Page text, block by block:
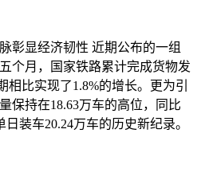
彰显经济韧性 近期公布的一组
个月，国家铁路累计完成货物发
相比实现了1.8%的增长。更为引
保持在18.63万车的高位，同比
装车20.24万车的历史新纪录。